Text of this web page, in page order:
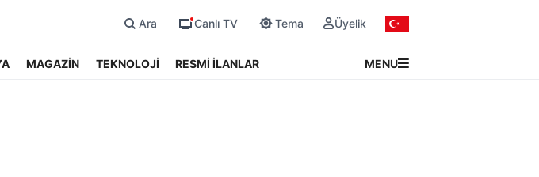
Ara Canlı TV Tema Üyelik
MAGAZİN TEKNOLOJİ RESMİ İLANLAR MENU